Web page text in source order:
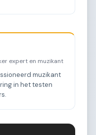
expert en muzikant
muzikant
in het testen